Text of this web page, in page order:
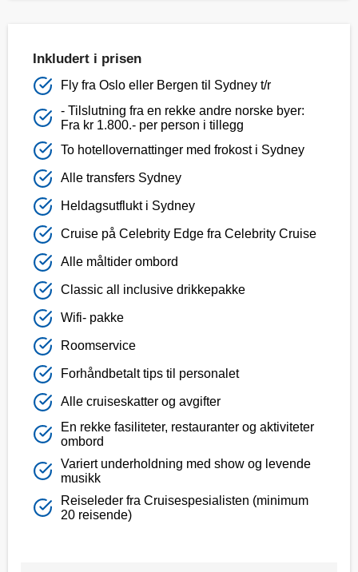
Inkludert i prisen
Fly fra Oslo eller Bergen til Sydney t/r
- Tilslutning fra en rekke andre norske byer:
Fra kr 1.800.- per person i tillegg
To hotellovernattinger med frokost i Sydney
Alle transfers Sydney
Heldagsutflukt i Sydney
Cruise på Celebrity Edge fra Celebrity Cruise
Alle måltider ombord
Classic all inclusive drikkepakke
Wifi- pakke
Roomservice
Forhåndbetalt tips til personalet
Alle cruiseskatter og avgifter
En rekke fasiliteter, restauranter og aktiviteter
ombord
Variert underholdning med show og levende
musikk
Reiseleder fra Cruisespesialisten (minimum
20 reisende)